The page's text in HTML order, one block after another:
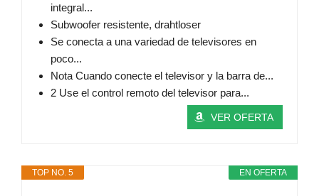
integral...
Subwoofer resistente, drahtloser
Se conecta a una variedad de televisores en
poco...
Nota Cuando conecte el televisor y la barra de...
2 Use el control remoto del televisor para...
VER OFERTA
EN OFERTA
TOP NO. 5